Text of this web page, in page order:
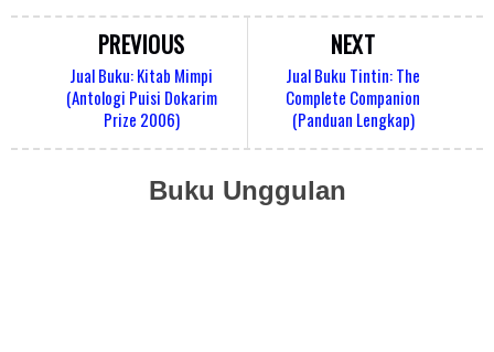
NEXT
Jual Buku Tintin: The
Complete Companion
(Panduan Lengkap)
PREVIOUS
Jual Buku: Kitab Mimpi
(Antologi Puisi Dokarim
Prize 2006)
Buku Unggulan